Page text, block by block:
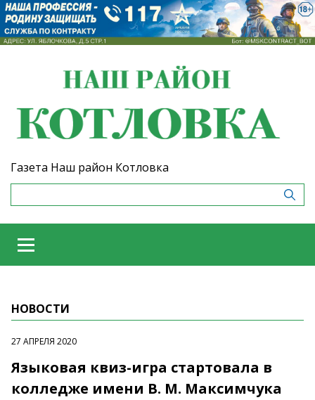
Газета Наш район Котловка
НОВОСТИ
27 АПРЕЛЯ 2020
Языковая квиз-игра стартовала в
колледже имени В. М. Максимчука